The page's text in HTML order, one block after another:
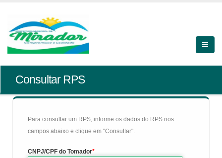
Consultar RPS
Para consultar um RPS, informe os dados do RPS nos
campos abaixo e clique em "Consultar".
CNPJ/CPF do Tomador